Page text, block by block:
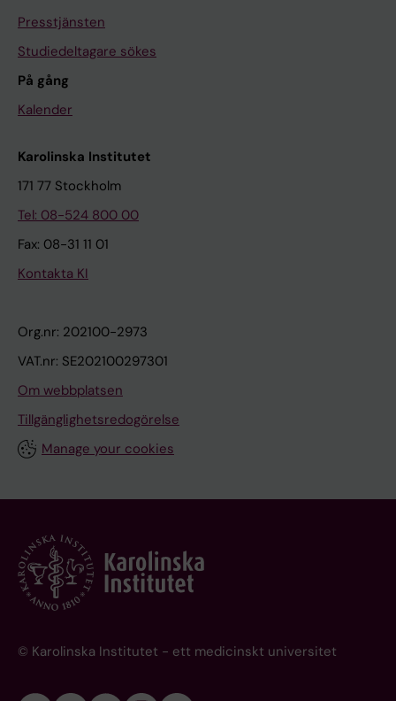
Presstjänsten
Studiedeltagare sökes
På gång
Kalender
Karolinska Institutet
171 77 Stockholm
Tel: 08-524 800 00
Fax: 08-31 11 01
Kontakta KI
Org.nr: 202100-2973
VAT.nr: SE202100297301
Om webbplatsen
Tillgänglighetsredogörelse
Manage your cookies
© Karolinska Institutet - ett medicinskt universitet